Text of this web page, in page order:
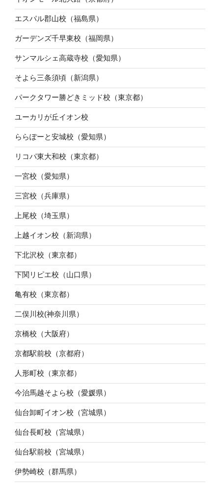
エスパル郡山校（福島県）
ガーデンズ千早東校（福岡県）
サンマルシェ高蔵寺校（愛知県）
そよら三条須頃（新潟県）
パークタワー勝どきミッド校（東京都）
ユーカリが丘イオン校
ららぽーと安城校（愛知県）
リコパ東大和校（東京都）
一宮校（愛知県）
三宮校（兵庫県）
上尾校（埼玉県）
上越イオン校（新潟県）
下北沢校（東京都）
下関リピエ校（山口県）
亀有校（東京都）
二俣川校(神奈川県）
京橋校（大阪府）
京都駅前校（京都府）
人形町校（東京都）
今治馬越そよら校（愛媛県）
仙台卸町イオン校（宮城県）
仙台長町校（宮城県）
仙台駅前校（宮城県）
伊勢崎校（群馬県）